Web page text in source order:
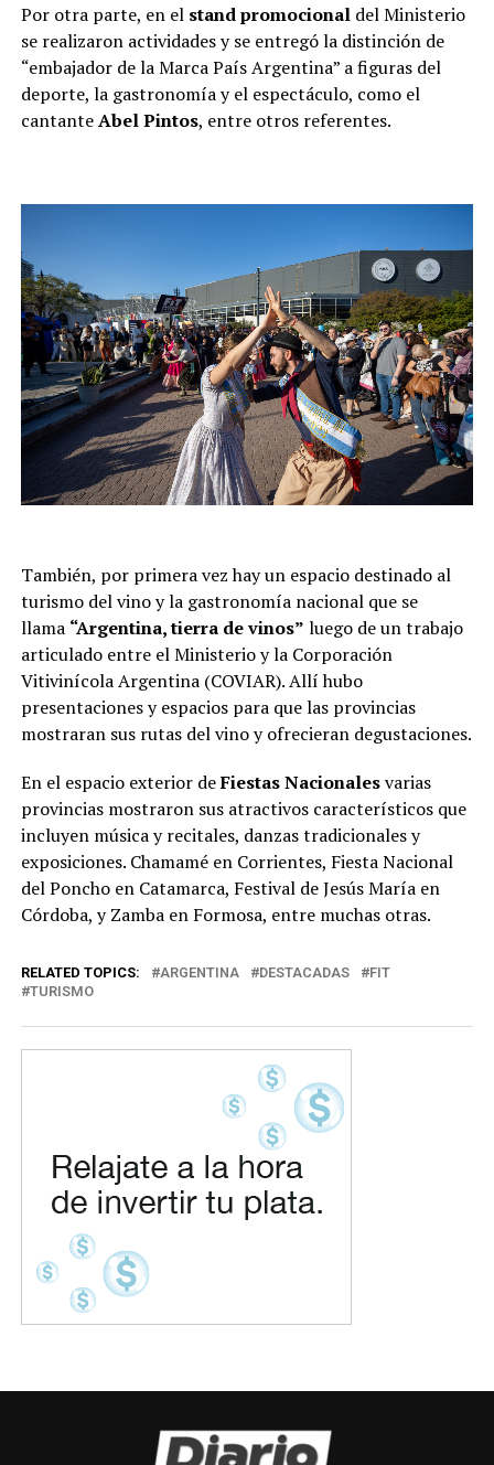
Por otra parte, en el stand promocionaldel Ministerio
se realizaron actividades y se entregó la distinción de
“embajador de la Marca País Argentina” a figuras del
deporte, la gastronomía y el espectáculo, como el
cantanteAbel Pintos, entre otros referentes.
También, por primera vez hay un espacio destinado al
turismo del vino y la gastronomía nacional que se
llama “Argentina, tierra de vinos” luego de un trabajo
articulado entre el Ministerio y la Corporación
Vitivinícola Argentina (COVIAR). Allí hubo
presentaciones y espacios para que las provincias
mostraran sus rutas del vino y ofrecieran degustaciones.
En el espacio exterior deFiestas Nacionalesvarias
provincias mostraron sus atractivos característicos que
incluyen música y recitales, danzas tradicionales y
exposiciones. Chamamé en Corrientes, Fiesta Nacional
del Poncho en Catamarca, Festival de Jesús María en
Córdoba, y Zamba en Formosa, entre muchas otras.
RELATED TOPICS: ARGENTINA DESTACADAS
FIT
TURISMO